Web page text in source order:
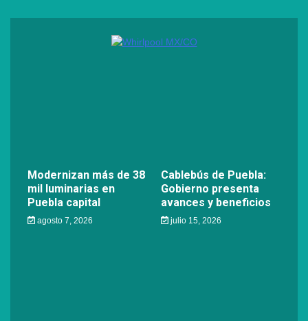
Modernizan más de 38
mil luminarias en
Puebla capital
agosto 7, 2026
Cablebús de Puebla:
Gobierno presenta
avances y beneficios
julio 15, 2026